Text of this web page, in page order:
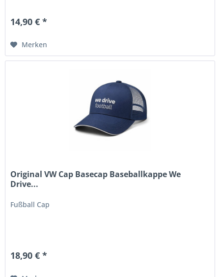
14,90 € *
Merken
Original VW Cap Basecap Baseballkappe We
Drive...
Fußball Cap
18,90 € *